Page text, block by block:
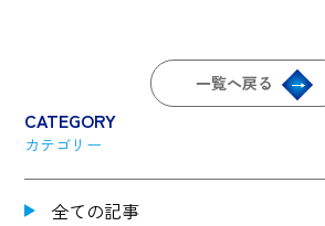
CATEGORY
カテゴリー
全ての記事
一覧へ戻る